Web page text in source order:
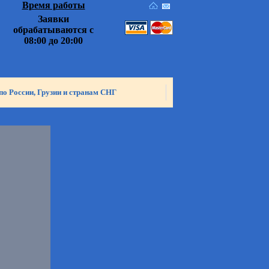
Время работы
Заявки
обрабатываются с
08:00 до 20:00
России, Грузии и странам СНГ